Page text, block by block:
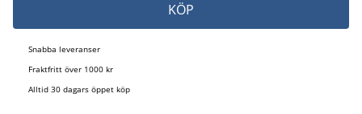
KÖP
Snabba leveranser
Fraktfritt över 1000 kr
Alltid 30 dagars öppet köp